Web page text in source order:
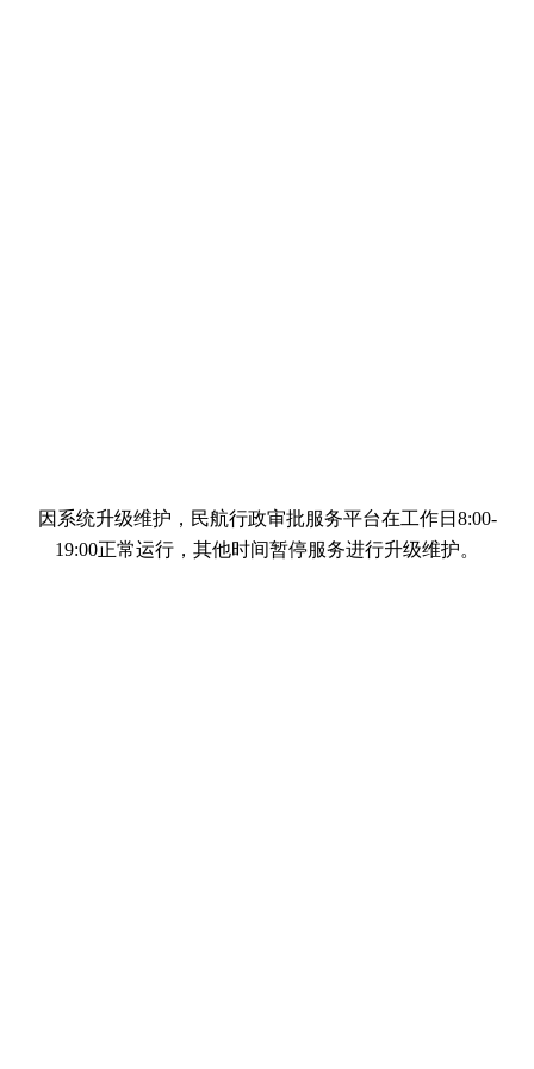
因系统升级维护，民航行政审批服务平台在工作日8:00-
19:00正常运行，其他时间暂停服务进行升级维护。